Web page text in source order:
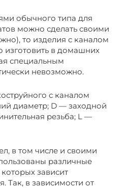
обычного типа для
можно сделать своими
то изделия с каналом
изготовить в домашних
специальным
невозможно.
с каналом
диаметр; D — заходной
резьба; L —
в том числе и своими
различные
зависит
Так, в зависимости от